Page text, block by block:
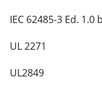
IEC 62485-3 Ed. 1.0
UL 2271
UL2849